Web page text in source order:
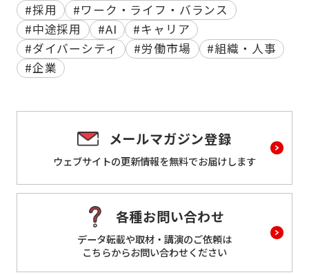
#採用
#ワーク・ライフ・バランス
#中途採用
#AI
#キャリア
#ダイバーシティ
#労働市場
#組織・人事
#企業
メールマガジン登録
ウェブサイトの更新情報を無料でお届けします
各種お問い合わせ
データ転載や取材・講演のご依頼は
こちらからお問い合わせください